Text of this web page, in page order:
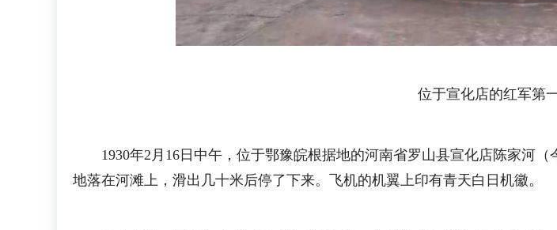
位于宣化店的红军第
1930年2月16日中午，位于鄂豫皖根据地的河南省罗山县宣化店陈家河（
地落在河滩上，滑出几十米后停了下来。飞机的机翼上印有青天白日机徽。